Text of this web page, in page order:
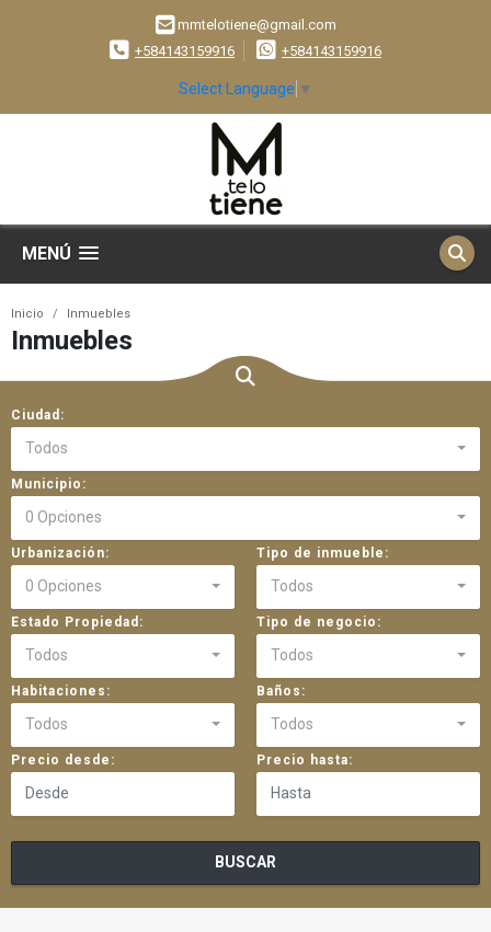
mmtelotiene@gmail.com
+584143159916
+584143159916
Select Language ▼
MENÚ
Inicio Inmuebles
Inmuebles
Ciudad:
Todos
Municipio:
0 Opciones
Urbanización:
0 Opciones
Tipo de inmueble:
Todos
Estado Propiedad:
Todos
Tipo de negocio:
Todos
Habitaciones:
Todos
Baños:
Todos
Precio desde: Precio hasta:
BUSCAR